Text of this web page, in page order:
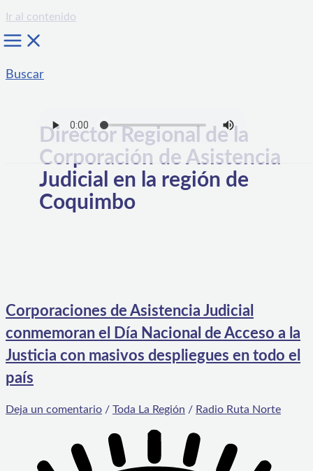
Ir al contenido
Buscar
Director Regional de la
Corporación de Asistencia
Judicial en la región de
Coquimbo
Corporaciones de Asistencia Judicial
conmemoran el Día Nacional de Acceso a la
Justicia con masivos despliegues en todo el
país
Deja un comentario / Toda La Región / Radio Ruta Norte